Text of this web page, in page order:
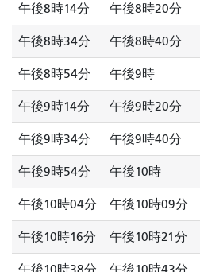
午後8時14分 午後8時20分
午後8時34分 午後8時40分
午後8時54分 午後9時
午後9時14分 午後9時20分
午後9時34分 午後9時40分
午後9時54分 午後10時
午後10時04分 午後10時09分
午後10時16分 午後10時21分